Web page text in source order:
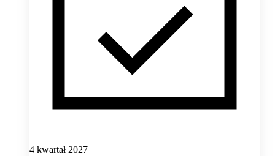
4 kwartał 2027